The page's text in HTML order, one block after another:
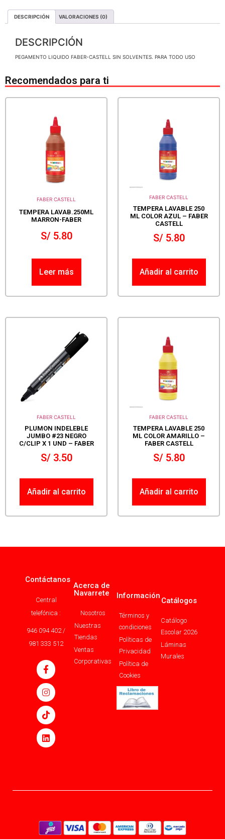
DESCRIPCIÓN VALORACIONES (0)
DESCRIPCIÓN
PEGAMENTO LIQUIDO FABER-CASTELL SIN SOLVENTES. PARA TODO USO
Recomendados para ti
FABER CASTELL
TEMPERA LAVAB.250ML
MARRON-FABER
S/5.80
Leer más
FABER CASTELL
TEMPERA LAVABLE 250
ML COLOR AZUL – FABER
CASTELL
S/5.80
Añadir al carrito
FABER CASTELL
PLUMON INDELEBLE
JUMBO #23 NEGRO
C/CLIP X 1 UND – FABER
S/3.50
Añadir al carrito
FABER CASTELL
TEMPERA LAVABLE 250
ML COLOR AMARILLO –
FABER CASTELL
S/5.80
Añadir al carrito
Contáctanos
Central
telefónica :
946 094 402 /
981 333 512
Acerca de
Navarrete
Nosotros
Nuestras
Tiendas
Ventas
Corporativas
Información
Términos y
condiciones
Políticas de
Privacidad
Política de
Cookies
Catálogos
Catálogo
Escolar 2026
Láminas
Murales